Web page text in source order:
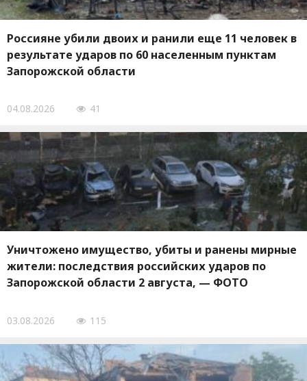
Россияне убили двоих и ранили еще 11 человек в
результате ударов по 60 населенным пунктам
Запорожской области
04.08.2026 41
Уничтожено имущество, убиты и ранены мирные
жители: последствия российских ударов по
Запорожской области 2 августа, — ФОТО
03.08.2026 115